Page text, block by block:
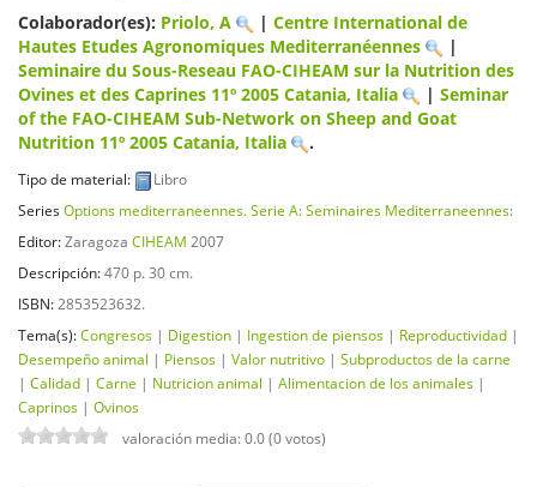
Colaborador(es): Priolo, A | Centre International de
Hautes Etudes Agronomiques Mediterranéennes
|
Seminaire du Sous-Reseau FAO-CIHEAM sur la Nutrition des
Ovines et des Caprines 11º 2005 Catania, Italia | Seminar
of the FAO-CIHEAM Sub-Network on Sheep and Goat
Nutrition 11º 2005 Catania, Italia .
Tipo de material:
Libro
SeriesOptions mediterraneennes. Serie A: Seminaires Mediterraneennes:
Editor:Zaragoza CIHEAM 2007
Descripción:470 p. 30 cm.
ISBN: 2853523632.
Tema(s):Congresos | Digestion | Ingestion de piensos | Reproductividad |
Desempeño animal | Piensos | Valor nutritivo | Subproductos de la carne
| Calidad | Carne | Nutricion animal | Alimentacion de los animales |
Caprinos | Ovinos
valoración media: 0.0 (0 votos)